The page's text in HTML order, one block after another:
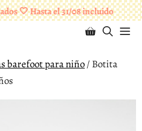
🤍 Hasta el 31/08 incluido
A PARTIR DE 95 EUROS!
barefoot para niño/ Botita